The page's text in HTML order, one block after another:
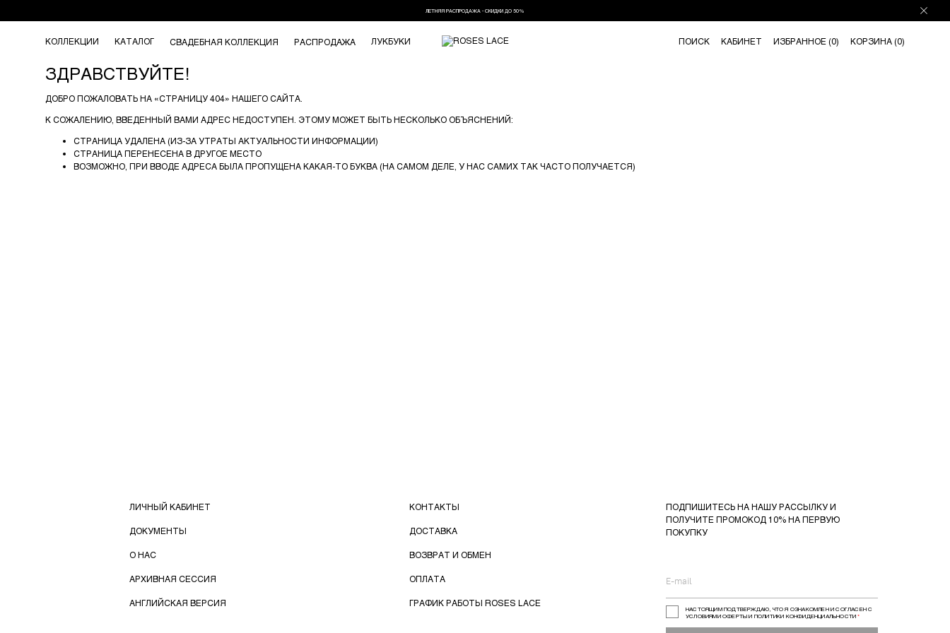
ЛЕТНЯЯ РАСПРОДАЖА - СКИДКИ ДО 50%
ПОИСК КАБИНЕТ ИЗБРАННОЕ (0) КОРЗИНА (0)
КОЛЛЕКЦИИ КАТАЛОГ СВАДЕБНАЯ КОЛЛЕКЦИЯ РАСПРОДАЖА ЛУКБУКИ
ЗДРАВСТВУЙТЕ!
ДОБРО ПОЖАЛОВАТЬ НА «СТРАНИЦУ 404» НАШЕГО САЙТА.
К СОЖАЛЕНИЮ, ВВЕДЕННЫЙ ВАМИ АДРЕС НЕДОСТУПЕН. ЭТОМУ МОЖЕТ БЫТЬ НЕСКОЛЬКО ОБЪЯСНЕНИЙ:
СТРАНИЦА УДАЛЕНА (ИЗ-ЗА УТРАТЫ АКТУАЛЬНОСТИ ИНФОРМАЦИИ)
СТРАНИЦА ПЕРЕНЕСЕНА В ДРУГОЕ МЕСТО
ВОЗМОЖНО, ПРИ ВВОДЕ АДРЕСА БЫЛА ПРОПУЩЕНА КАКАЯ-ТО БУКВА (НА САМОМ ДЕЛЕ, У НАС САМИХ ТАК ЧАСТО ПОЛУЧАЕТСЯ)
ПОДПИШИТЕСЬ НА НАШУ РАССЫЛКУ И
ПОЛУЧИТЕ ПРОМОКОД 10% НА ПЕРВУЮ
ПОКУПКУ
НАСТОЯЩИМ ПОДТВЕРЖДАЮ, ЧТО Я ОЗНАКОМЛЕН И СОГЛАСЕН С
УСЛОВИЯМИ ОФЕРТЫ И ПОЛИТИКИ КОНФИДЕНЦИАЛЬНОСТИ*
КОНТАКТЫ
ДОСТАВКА
ВОЗВРАТ И ОБМЕН
ОПЛАТА
ГРАФИК РАБОТЫ ROSES LACE
ЛИЧНЫЙ КАБИНЕТ
ДОКУМЕНТЫ
О НАС
АРХИВНАЯ СЕССИЯ
АНГЛИЙСКАЯ ВЕРСИЯ